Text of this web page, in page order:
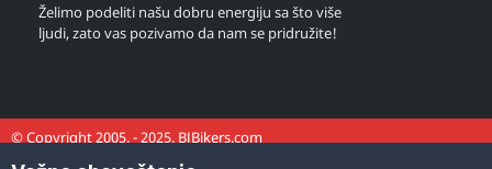
Želimo podeliti našu dobru energiju sa što više
ljudi, zato vas pozivamo da nam se pridružite!
© Copyright 2005. - 2025. BJBikers.com